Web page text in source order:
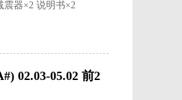
震器×2 说明书×2
02.03-05.02 前2